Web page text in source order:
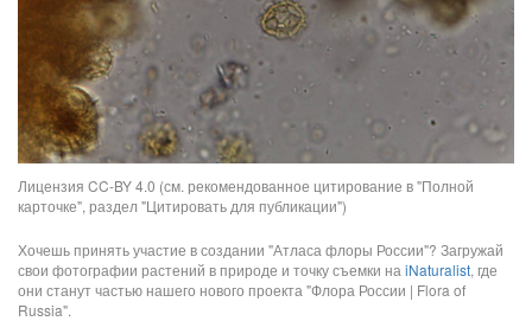
Лицензия CC-BY 4.0 (см. рекомендованное цитирование в "Полной
карточке", раздел "Цитировать для публикации")
Хочешь принять участие в создании "Атласа флоры России"? Загружай
свои фотографии растений в природе и точку съемки на iNaturalist, где
они станут частью нашего нового проекта "Флора России | Flora of
Russia".